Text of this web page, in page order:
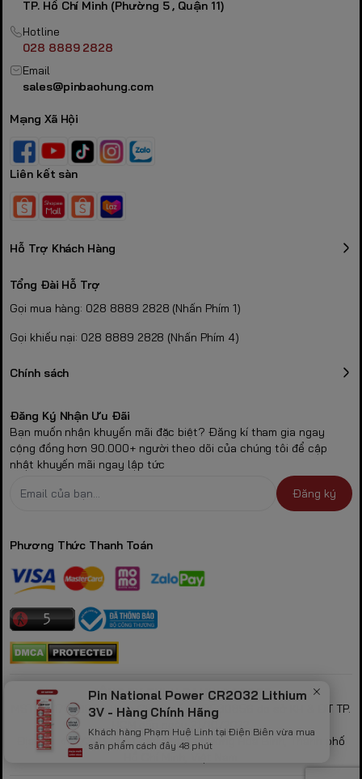
TP. Hồ Chí Minh (Phường 5 , Quận 11)
Hotline
028 8889 2828
Email
sales@pinbaohung.com
Mạng Xã Hội
Liên kết sàn
Hỗ Trợ Khách Hàng
Tổng Đài Hỗ Trợ
Gọi mua hàng: 028 8889 2828 (Nhấn Phím 1)
Gọi khiếu nại: 028 8889 2828 (Nhấn Phím 4)
Chính sách
Đăng Ký Nhận Ưu Đãi
Bạn muốn nhận khuyến mãi đặc biệt? Đăng kí tham gia ngay
cộng đồng hơn 90.000+ người theo dõi của chúng tôi để cập
nhật khuyến mãi ngay lập tức
Đăng ký
Phương Thức Thanh Toán
CÔNG TY TNHH GAMING STORE
MST: 0317530856 theo GPKD số 0317530856 do sở KH & ĐT TP.
HCM cấp ngày 21/10/2022
Địa chỉ: 423/32B Lạc Long Quân, Phường Hòa Bình, Thành phố
Pin National Power CR2032 Lithium
3V - Hàng Chính Hãng
Khách hàng Phạm Huệ Linh tại Điện Biên vừa mua
sản phẩm cách đây 48 phút